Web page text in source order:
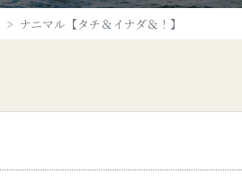
ナニマル【タチ＆イナダ＆！】